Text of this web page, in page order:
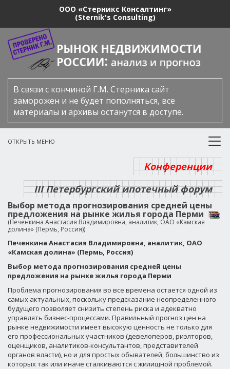
ООО «Стерникс Консалтинг»
(Sternik's Consulting)
В связи с кончиной Г.М. Стерника сайт
заморожен и не будет пополняться, все
материалы и архивы останутся в доступе.
ОТКРЫТЬ МЕНЮ
Конференции
III Петербургский ипотечный форум
Выбор метода прогнозирования средней цены
предложения на рынке жилья города Перми
(Печенкина Анастасия Владимировна, аналитик, ОАО «Камская
долина» (Пермь, Россия))
Печенкина Анастасия Владимировна, аналитик, ОАО
«Камская долина» (Пермь, Россия)
Выбор метода прогнозирования средней цены
предложения на рынке жилья города Перми
Проблема прогнозирования во все времена остается одной из
самых актуальных, поскольку предсказание неопределенного
будущего позволяет снизить степень риска и адекватно
управлять бизнес-процессами. Правильный прогноз цен на
рынке недвижимости имеет высокую ценность не только для
его профессиональных участников (девелоперов, риэлторов,
оценщиков, аналитиков-консультантов, представителей
органов власти), но и для простых обывателей, большинство из
которых так или иначе сталкиваются с жилищной проблемой.